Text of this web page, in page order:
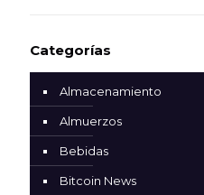
Categorías
Almacenamiento
Almuerzos
Bebidas
Bitcoin News